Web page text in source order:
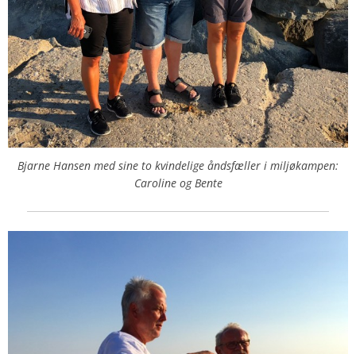
Bjarne Hansen med sine to kvindelige åndsfæller i miljøkampen:
Caroline og Bente